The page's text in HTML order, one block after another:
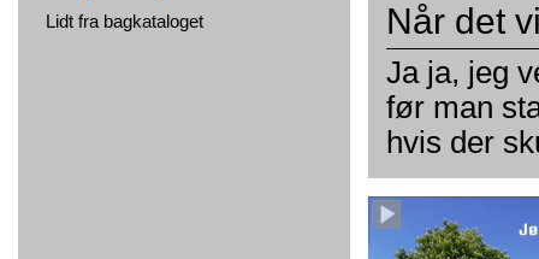
Lidt fra bagkataloget
Når det
Ja ja, jeg
før man
hvis der